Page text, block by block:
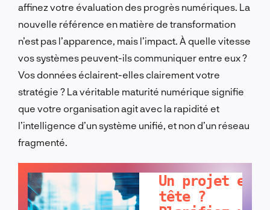
affinez votre évaluation des progrès numériques. La
nouvelle référence en matière de transformation
n’est pas l’apparence, mais l’impact. À quelle vitesse
vos systèmes peuvent-ils communiquer entre eux ?
Vos données éclairent-elles clairement votre
stratégie ? La véritable maturité numérique signifie
que votre organisation agit avec la rapidité et
l’intelligence d’un système unifié, et non d’un réseau
fragmenté.
Un projet en
tête ?